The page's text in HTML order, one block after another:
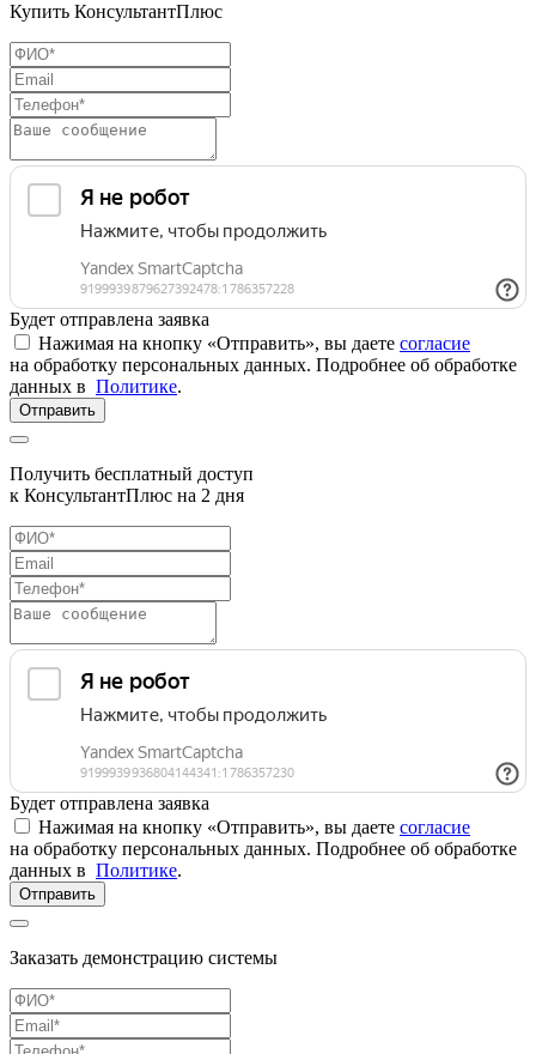
Купить КонсультантПлюс
Будет отправлена заявка
Нажимая на кнопку «Отправить», вы даете согласие
на обработку персональных данных. Подробнее об обработке
данных в Политике.
Отправить
Получить бесплатный доступ
к КонсультантПлюс на 2 дня
Будет отправлена заявка
Нажимая на кнопку «Отправить», вы даете согласие
на обработку персональных данных. Подробнее об обработке
данных в Политике.
Отправить
Заказать демонстрацию системы